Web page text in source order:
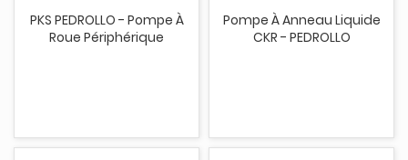
PKS PEDROLLO - Pompe À
Roue Périphérique
Pompe À Anneau Liquide
CKR - PEDROLLO